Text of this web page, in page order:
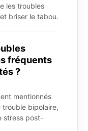
les troubles
briser le tabou.
fréquents
?
mentionnés
trouble bipolaire,
stress post-